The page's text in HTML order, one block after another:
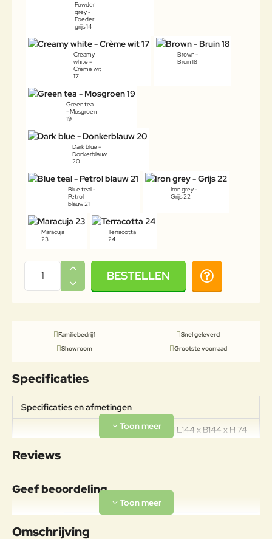
Powder
grey -
Poeder
grijs 14
Creamy
white -
Crème wit
17
Brown -
Bruin 18
Green tea
- Mosgroen
19
Dark blue -
Donkerblauw
20
Blue teal -
Petrol
blauw 21
Iron grey -
Grijs 22
Maracuja
23
Terracotta
24
BESTELLEN
Familiebedrijf
Snel geleverd
Showroom
Grootste voorraad
Specificaties
Specificaties en afmetingen
AFMETINGEN L144 x B144 x H 74
Reviews
Geef beoordeling
Uw naam:
Omschrijving